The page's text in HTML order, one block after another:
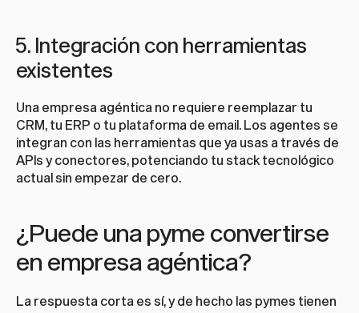
5. Integración con herramientas
existentes
Una empresa agéntica no requiere reemplazar tu
CRM, tu ERP o tu plataforma de email. Los agentes se
integran con las herramientas que ya usas a través de
APIs y conectores, potenciando tu stack tecnológico
actual sin empezar de cero.
¿Puede una pyme convertirse
en empresa agéntica?
La respuesta corta es sí, y de hecho las pymes tienen